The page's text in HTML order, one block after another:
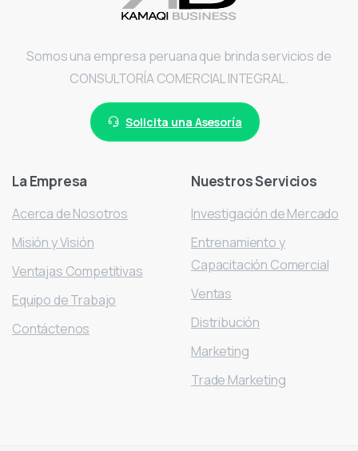
Somos una empresa peruana que brinda servicios de
CONSULTORÍA COMERCIAL INTEGRAL.
Solicita una Asesoría
LaEmpresa
Acerca de Nosotros
Misión y Visión
Ventajas Competitivas
Equipo de Trabajo
Contáctenos
NuestrosServicios
Investigación de Mercado
Entrenamiento y
Capacitación Comercial
Ventas
Distribución
Marketing
Trade Marketing